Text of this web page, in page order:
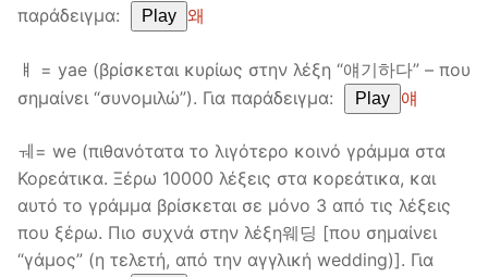
παράδειγμα:
Play 왜
ㅒ = yae (βρίσκεται κυρίως στην λέξη “얘기하다” – που
σημαίνει “συνομιλώ”). Για παράδειγμα:
Play 얘
ㅞ= we (πιθανότατα το λιγότερο κοινό γράμμα στα
Κορεάτικα. Ξέρω 10000 λέξεις στα κορεάτικα, και
αυτό το γράμμα βρίσκεται σε μόνο 3 από τις λέξεις
που ξέρω. Πιο συχνά στην λέξη웨딩 [που σημαίνει
“γάμος” (η τελετή, από την αγγλική wedding)]. Για